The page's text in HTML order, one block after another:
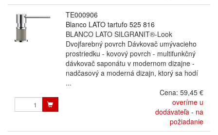
TE000906
Blanco LATO tartufo 525 816
BLANCO LATO SILGRANIT®-Look
Dvojfarebný povrch Dávkovač umývacieho
prostriedku - kovový povrch - multifunkčný
dávkovač saponátu v modernom dizajne -
nadčasový a moderná dizajn, ktorý sa hodí
...
Cena: 59,45 €
overíme u
dodávateľa - na
požiadanie